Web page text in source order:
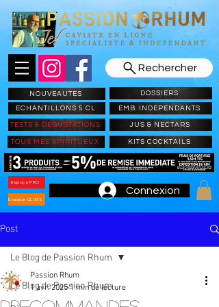
Rechercher
NOUVEAUTES
ECHANTILLONS 5 CL
DOSSIERS
EMB. INDEPENDANTS
TESTS & DEGUSTATIONS JUS & NECTARS
TOUS MES SPIRITUEUX KITS COCKTAILS
Espace PRO
Espace CLUBS
Connexion
Post
Le Blog de Passion Rhum
Le Blog de Passion Rhum
Passion Rhum
1 avr. 2025 1 min de lecture